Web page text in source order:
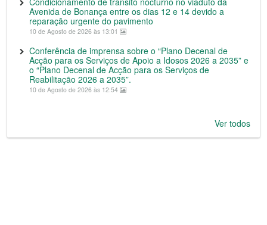
Avenida de Bonança entre os dias 12 e 14 devido a
reparação urgente do pavimento
10 de Agosto de 2026 às 13:01
Conferência de imprensa sobre o “Plano Decenal de
Acção para os Serviços de Apoio a Idosos 2026 a 2035” e
o “Plano Decenal de Acção para os Serviços de
Reabilitação 2026 a 2035”.
10 de Agosto de 2026 às 12:54
Ver todos